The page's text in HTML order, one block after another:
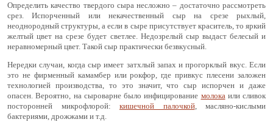
Определить качество твердого сыра несложно – достаточно рассмотреть
срез. Испорченный или некачественный сыр на срезе рыхлый,
неоднородный структуры, а если в сыре присутствует краситель, то яркий
желтый цвет на срезе будет светлее. Недозрелый сыр выдаст белесый и
неравномерный цвет. Такой сыр практически безвкусный.
Нередки случаи, когда сыр имеет затхлый запах и прогорклый вкус. Если
это не фирменный камамбер или рокфор, где привкус плесени заложен
технологией производства, то это значит, что сыр испорчен и даже
опасен. Вероятно, на сыроварне было инфицирование молокаили сливок
посторонней микрофлорой: кишечной палочкой, масляно-кислыми
бактериями, дрожжами и т.д.